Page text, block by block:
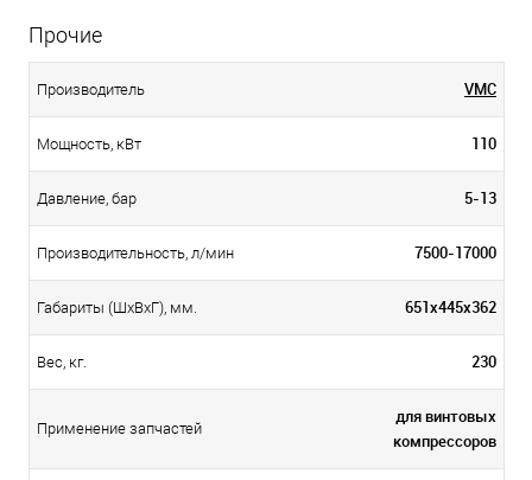
Прочие
Производитель VMC
Мощность, кВт 110
Давление, бар 5-13
Производительность, л/мин 7500-17000
Габариты (ШхВхГ), мм. 651x445x362
Вес, кг. 230
Применение запчастей
для винтовых
компрессоров